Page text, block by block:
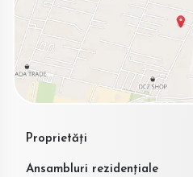
Proprietăți
Ansambluri rezidențiale